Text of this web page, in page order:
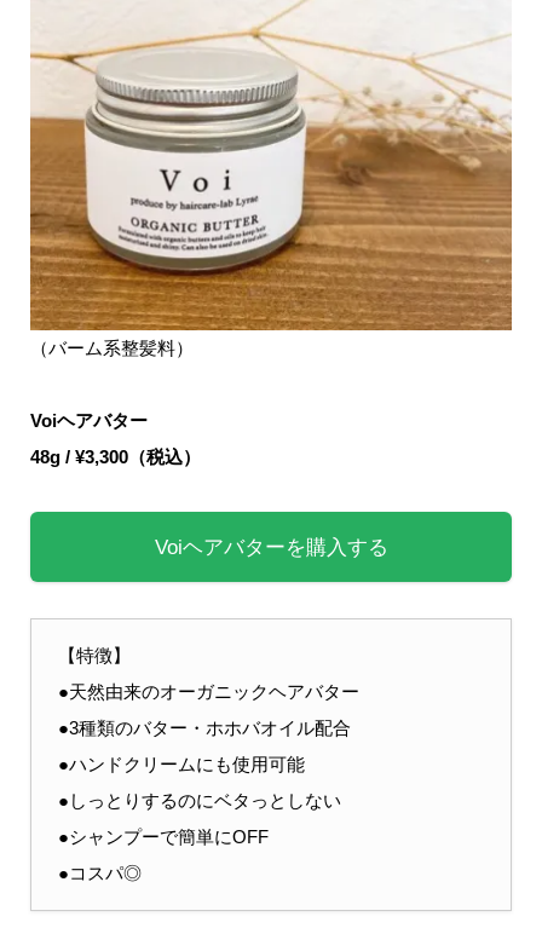
（バーム系整髪料）
Voiヘアバター
48g / ¥3,300（税込）
Voiヘアバターを購入する
【特徴】
●天然由来のオーガニックヘアバター
●3種類のバター・ホホバオイル配合
●ハンドクリームにも使用可能
●しっとりするのにベタっとしない
●シャンプーで簡単にOFF
●コスパ◎